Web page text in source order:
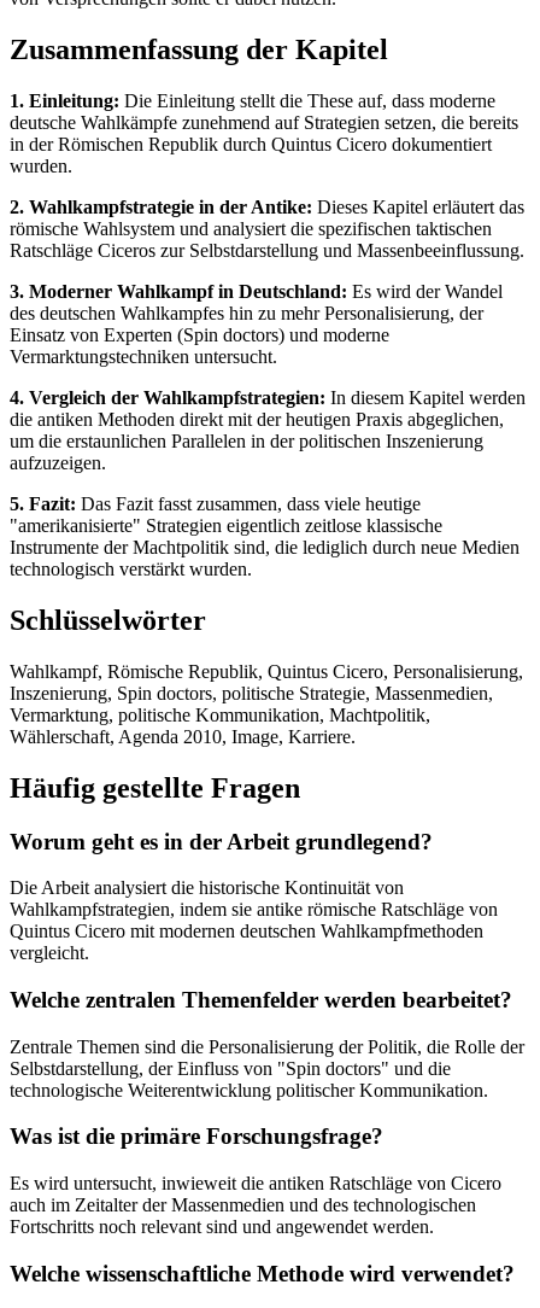
Zusammenfassung der Kapitel
1. Einleitung: Die Einleitung stellt die These auf, dass moderne
deutsche Wahlkämpfe zunehmend auf Strategien setzen, die bereits
in der Römischen Republik durch Quintus Cicero dokumentiert
wurden.
2. Wahlkampfstrategie in der Antike: Dieses Kapitel erläutert das
römische Wahlsystem und analysiert die spezifischen taktischen
Ratschläge Ciceros zur Selbstdarstellung und Massenbeeinflussung.
3. Moderner Wahlkampf in Deutschland: Es wird der Wandel
des deutschen Wahlkampfes hin zu mehr Personalisierung, der
Einsatz von Experten (Spin doctors) und moderne
Vermarktungstechniken untersucht.
4. Vergleich der Wahlkampfstrategien: In diesem Kapitel werden
die antiken Methoden direkt mit der heutigen Praxis abgeglichen,
um die erstaunlichen Parallelen in der politischen Inszenierung
aufzuzeigen.
5. Fazit: Das Fazit fasst zusammen, dass viele heutige
"amerikanisierte" Strategien eigentlich zeitlose klassische
Instrumente der Machtpolitik sind, die lediglich durch neue Medien
technologisch verstärkt wurden.
Schlüsselwörter
Wahlkampf, Römische Republik, Quintus Cicero, Personalisierung,
Inszenierung, Spin doctors, politische Strategie, Massenmedien,
Vermarktung, politische Kommunikation, Machtpolitik,
Wählerschaft, Agenda 2010, Image, Karriere.
Häufig gestellte Fragen
Worum geht es in der Arbeit grundlegend?
Die Arbeit analysiert die historische Kontinuität von
Wahlkampfstrategien, indem sie antike römische Ratschläge von
Quintus Cicero mit modernen deutschen Wahlkampfmethoden
vergleicht.
Welche zentralen Themenfelder werden bearbeitet?
Zentrale Themen sind die Personalisierung der Politik, die Rolle der
Selbstdarstellung, der Einfluss von "Spin doctors" und die
technologische Weiterentwicklung politischer Kommunikation.
Was ist die primäre Forschungsfrage?
Es wird untersucht, inwieweit die antiken Ratschläge von Cicero
auch im Zeitalter der Massenmedien und des technologischen
Fortschritts noch relevant sind und angewendet werden.
Welche wissenschaftliche Methode wird verwendet?